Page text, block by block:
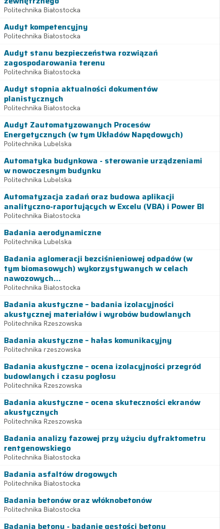
Politechnika Białostocka
Audyt kompetencyjny
Politechnika Białostocka
Audyt stanu bezpieczeństwa rozwiązań
zagospodarowania terenu
Politechnika Białostocka
Audyt stopnia aktualności dokumentów
planistycznych
Politechnika Białostocka
Audyt Zautomatyzowanych Procesów
Energetycznych (w tym Układów Napędowych)
Politechnika Lubelska
Automatyka budynkowa - sterowanie urządzeniami
w nowoczesnym budynku
Politechnika Lubelska
Automatyzacja zadań oraz budowa aplikacji
analityczno-raportujących w Excelu (VBA) i Power BI
Politechnika Białostocka
Badania aerodynamiczne
Politechnika Lubelska
Badania aglomeracji bezciśnieniowej odpadów (w
tym biomasowych) wykorzystywanych w celach
nawozowych...
Politechnika Białostocka
Badania akustyczne – badania izolacyjności
akustycznej materiałów i wyrobów budowlanych
Politechnika Rzeszowska
Badania akustyczne – hałas komunikacyjny
Politechnika rzeszowska
Badania akustyczne – ocena izolacyjności przegród
budowlanych i czasu pogłosu
Politechnika Rzeszowska
Badania akustyczne – ocena skuteczności ekranów
akustycznych
Politechnika Rzeszowska
Badania analizy fazowej przy użyciu dyfraktometru
rentgenowskiego
Politechnika Białostocka
Badania asfaltów drogowych
Politechnika Białostocka
Badania betonów oraz włóknobetonów
Politechnika Białostocka
Badania betonu - badanie gęstości betonu